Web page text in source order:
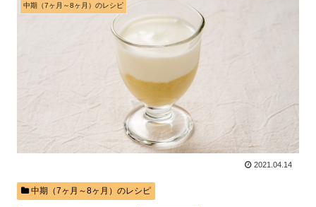
中期（7ヶ月～8ヶ月）のレシピ
2021.04.14
中期（7ヶ月～8ヶ月）のレシピ